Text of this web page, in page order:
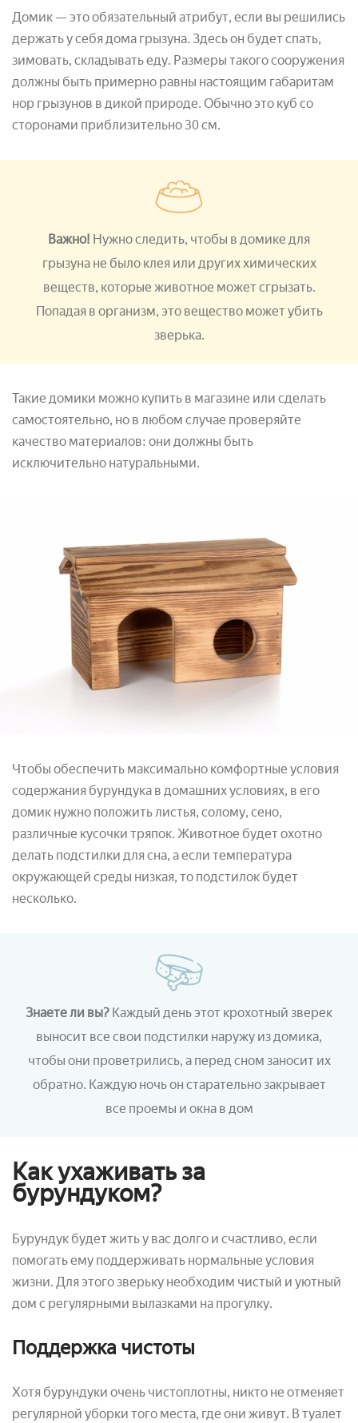
Домик — это обязательный атрибут, если вы решились
держать у себя дома грызуна. Здесь он будет спать,
зимовать, складывать еду. Размеры такого сооружения
должны быть примерно равны настоящим габаритам
нор грызунов в дикой природе. Обычно это куб со
сторонами приблизительно 30 см.
Важно! Нужно следить, чтобы в домике для
грызуна не было клея или других химических
веществ, которые животное может сгрызать.
Попадая в организм, это вещество может убить
зверька.
Такие домики можно купить в магазине или сделать
самостоятельно, но в любом случае проверяйте
качество материалов: они должны быть
исключительно натуральными.
Чтобы обеспечить максимально комфортные условия
содержания бурундука в домашних условиях, в его
домик нужно положить листья, солому, сено,
различные кусочки тряпок. Животное будет охотно
делать подстилки для сна, а если температура
окружающей среды низкая, то подстилок будет
несколько.
Знаете ли вы? Каждый день этот крохотный зверек
выносит все свои подстилки наружу из домика,
чтобы они проветрились, а перед сном заносит их
обратно. Каждую ночь он старательно закрывает
все проемы и окна в дом
Как ухаживать за
бурундуком?
Бурундук будет жить у вас долго и счастливо, если
помогать ему поддерживать нормальные условия
жизни. Для этого зверьку необходим чистый и уютный
дом с регулярными вылазками на прогулку.
Поддержка чистоты
Хотя бурундуки очень чистоплотны, никто не отменяет
регулярной уборки того места, где они живут. В туалет